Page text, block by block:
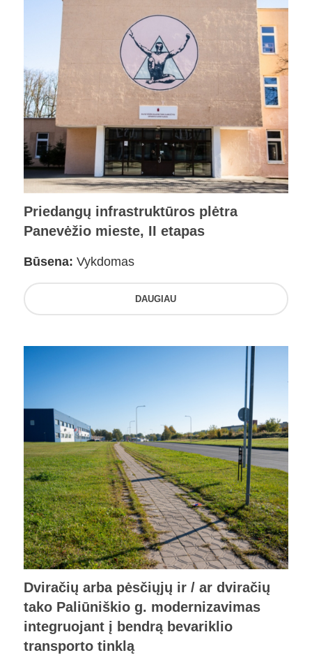
Priedangų infrastruktūros plėtra
Panevėžio mieste, II etapas
Būsena: Vykdomas
DAUGIAU
Dviračių arba pėsčiųjų ir / ar dviračių
tako Paliūniškio g. modernizavimas
integruojant į bendrą bevariklio
transporto tinklą